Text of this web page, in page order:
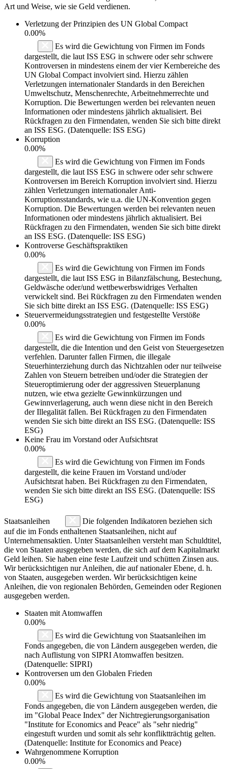
Art und Weise, wie sie Geld verdienen.
Verletzung der Prinzipien des UN Global Compact
0.00%
Es wird die Gewichtung von Firmen im Fonds
dargestellt, die laut ISS ESG in schwere oder sehr schwere
Kontroversen in mindestens einem der vier Kernbereiche des
UN Global Compact involviert sind. Hierzu zählen
Verletzungen internationaler Standards in den Bereichen
Umweltschutz, Menschenrechte, Arbeitnehmerrechte und
Korruption. Die Bewertungen werden bei relevanten neuen
Informationen oder mindestens jährlich aktualisiert. Bei
Rückfragen zu den Firmendaten, wenden Sie sich bitte direkt
an ISS ESG. (Datenquelle: ISS ESG)
Korruption
0.00%
Es wird die Gewichtung von Firmen im Fonds
dargestellt, die laut ISS ESG in schwere oder sehr schwere
Kontroversen im Bereich Korruption involviert sind. Hierzu
zählen Verletzungen internationaler Anti-
Korruptionsstandards, wie u.a. die UN-Konvention gegen
Korruption. Die Bewertungen werden bei relevanten neuen
Informationen oder mindestens jährlich aktualisiert. Bei
Rückfragen zu den Firmendaten, wenden Sie sich bitte direkt
an ISS ESG. (Datenquelle: ISS ESG)
Kontroverse Geschäftspraktiken
0.00%
Es wird die Gewichtung von Firmen im Fonds
dargestellt, die laut ISS ESG in Bilanzfälschung, Bestechung,
Geldwäsche oder/und wettbewerbswidriges Verhalten
verwickelt sind. Bei Rückfragen zu den Firmendaten wenden
Sie sich bitte direkt an ISS ESG. (Datenquelle: ISS ESG)
Steuervermeidungsstrategien und festgestellte Verstöße
0.00%
Es wird die Gewichtung von Firmen im Fonds
dargestellt, die die Intention und den Geist von Steuergesetzen
verfehlen. Darunter fallen Firmen, die illegale
Steuerhinterziehung durch das Nichtzahlen oder nur teilweise
Zahlen von Steuern betreiben und/oder die Strategien der
Steueroptimierung oder der aggressiven Steuerplanung
nutzen, wie etwa gezielte Gewinnkürzungen und
Gewinnverlagerung, auch wenn diese nicht in den Bereich
der Illegalität fallen. Bei Rückfragen zu den Firmendaten
wenden Sie sich bitte direkt an ISS ESG. (Datenquelle: ISS
ESG)
Keine Frau im Vorstand oder Aufsichtsrat
0.00%
Es wird die Gewichtung von Firmen im Fonds
dargestellt, die keine Frauen im Vorstand und/oder
Aufsichtsrat haben. Bei Rückfragen zu den Firmendaten,
wenden Sie sich bitte direkt an ISS ESG. (Datenquelle: ISS
ESG)
Staatsanleihen
Die folgenden Indikatoren beziehen sich
auf die im Fonds enthaltenen Staatsanleihen, nicht auf
Unternehmensaktien. Unter Staatsanleihen versteht man Schuldtitel,
die von Staaten ausgegeben werden, die sich auf dem Kapitalmarkt
Geld leihen. Sie haben eine feste Laufzeit und schütten Zinsen aus.
Wir berücksichtigen nur Anleihen, die auf nationaler Ebene, d. h.
von Staaten, ausgegeben werden. Wir berücksichtigen keine
Anleihen, die von regionalen Behörden, Gemeinden oder Regionen
ausgegeben werden.
Staaten mit Atomwaffen
0.00%
Es wird die Gewichtung von Staatsanleihen im
Fonds angegeben, die von Ländern ausgegeben werden, die
nach Auflistung von SIPRI Atomwaffen besitzen.
(Datenquelle: SIPRI)
Kontroversen um den Globalen Frieden
0.00%
Es wird die Gewichtung von Staatsanleihen im
Fonds angegeben, die von Ländern ausgegeben werden, die
im "Global Peace Index" der Nichtregierungsorganisation
"Institute for Economics and Peace" als "sehr niedrig"
eingestuft wurden und somit als sehr konfliktträchtig gelten.
(Datenquelle: Institute for Economics and Peace)
Wahrgenommene Korruption
0.00%